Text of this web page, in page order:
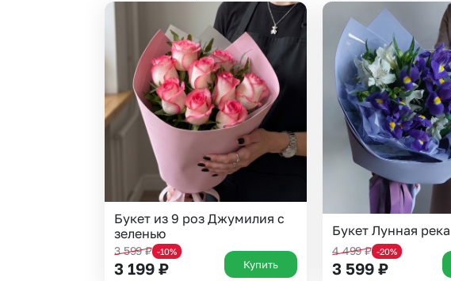
Букет из 9 роз Джумилия с
зеленью
3 599₽ -10%
3 199 ₽ Купить
Букет Лунная река
4 499₽ -20%
3 599 ₽